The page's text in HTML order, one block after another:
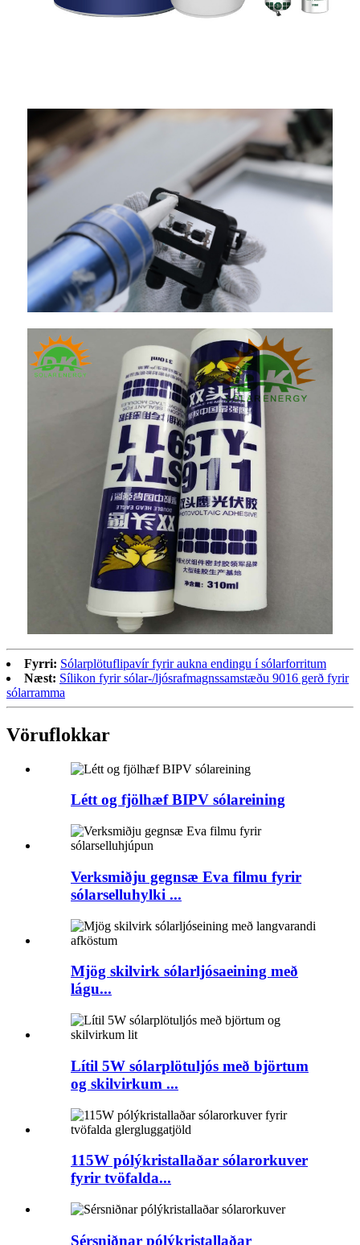
Fyrri: Sólarplötuflipavír fyrir aukna endingu í sólarforritum
Næst: Sílikon fyrir sólar-/ljósrafmagnssamstæðu 9016 gerð fyrir
sólarramma
Vöruflokkar
Létt og fjölhæf BIPV sólareining
Verksmiðju gegnsæ Eva filmu fyrir
sólarselluhylki ...
Mjög skilvirk sólarljósaeining með
lágu...
Lítil 5W sólarplötuljós með björtum
og skilvirkum ...
115W pólýkristallaðar sólarorkuver
fyrir tvöfalda...
Sérsniðnar pólýkristallaðar